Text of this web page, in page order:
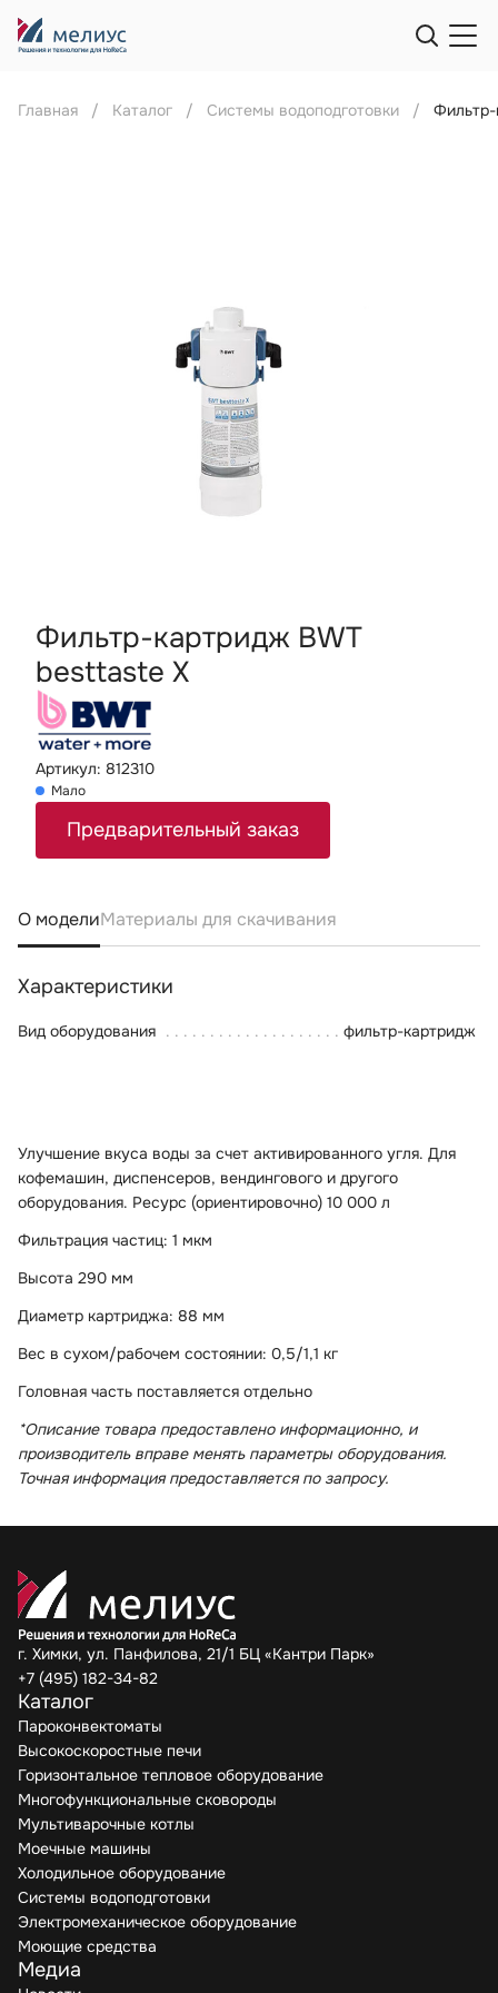
Главная Каталог Системы водоподготовки
Фильтр-картридж BWT
besttaste X
Артикул: 812310
Мало
Предварительный заказ
О моделиМатериалы для скачивания
Характеристики
Вид оборудования фильтр-картридж
Улучшение вкуса воды за счет активированного угля. Для
кофемашин, диспенсеров, вендингового и другого
оборудования. Ресурс (ориентировочно) 10 000 л
Фильтрация частиц: 1 мкм
Высота 290 мм
Диаметр картриджа: 88 мм
Вес в сухом/рабочем состоянии: 0,5/1,1 кг
Головная часть поставляется отдельно
*Описание товара предоставлено информационно, и
производитель вправе менять параметры оборудования.
Точная информация предоставляется по запросу.
г. Химки, ул. Панфилова, 21/1 БЦ «Кантри Парк»
+7 (495) 182-34-82
Каталог
Пароконвектоматы
Высокоскоростные печи
Горизонтальное тепловое оборудование
Многофункциональные сковороды
Мультиварочные котлы
Моечные машины
Холодильное оборудование
Системы водоподготовки
Электромеханическое оборудование
Моющие средства
Медиа